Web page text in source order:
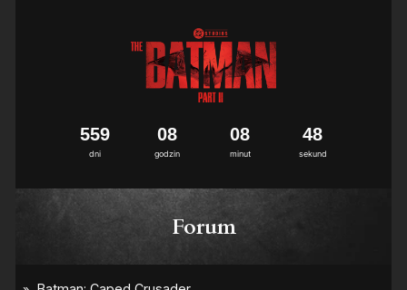
dni
559
godzin
08
minut
08
sekund
47
8
Forum